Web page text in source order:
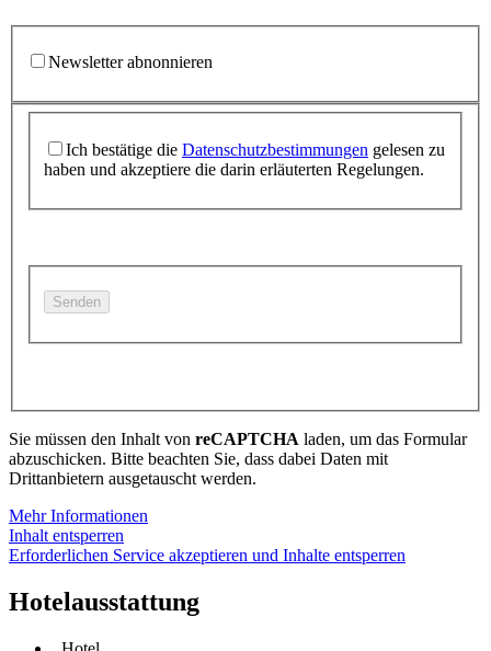
Newsletter abnonnieren
Ich bestätige die Datenschutzbestimmungen gelesen zu
haben und akzeptiere die darin erläuterten Regelungen.
Sie müssen den Inhalt von reCAPTCHA laden, um das Formular
abzuschicken. Bitte beachten Sie, dass dabei Daten mit
Drittanbietern ausgetauscht werden.
Mehr Informationen
Inhalt entsperren
Erforderlichen Service akzeptieren und Inhalte entsperren
Hotelausstattung